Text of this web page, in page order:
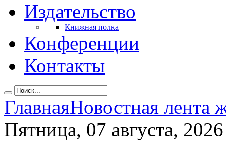
Издательство
Книжная полка
Конференции
Контакты
ГлавнаяНовостная лента
Пятница, 07 августа, 2026